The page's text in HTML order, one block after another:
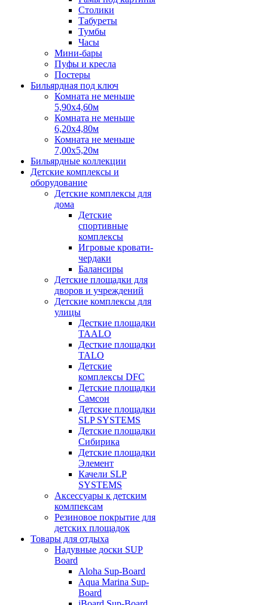
Столики
Табуреты
Тумбы
Часы
Мини-бары
Пуфы и кресла
Постеры
Бильярдная под ключ
Комната не меньше
5,90х4,60м
Комната не меньше
6,20х4,80м
Комната не меньше
7,00х5,20м
Бильярдные коллекции
Детские комплексы и
оборудование
Детские комплексы для
дома
Детские
спортивные
комплексы
Игровые кровати-
чердаки
Балансиры
Детские площадки для
дворов и учреждений
Детские комплексы для
улицы
Десткие площадки
TAALO
Десткие площадки
TALO
Детские
комплексы DFC
Детские площадки
Самсон
Детские площадки
SLP SYSTEMS
Детские площадки
Сибирика
Детские площадки
Элемент
Качели SLP
SYSTEMS
Аксессуары к детским
комлпексам
Резиновое покрытие для
детских площадок
Товары для отдыха
Надувные доски SUP
Board
Aloha Sup-Board
Aqua Marina Sup-
Board